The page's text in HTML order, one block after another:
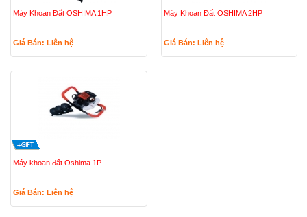
Máy Khoan Đất OSHIMA 1HP
Giá Bán: Liên hệ
Máy Khoan Đất OSHIMA 2HP
Giá Bán: Liên hệ
Máy khoan đất Oshima 1P
Giá Bán: Liên hệ